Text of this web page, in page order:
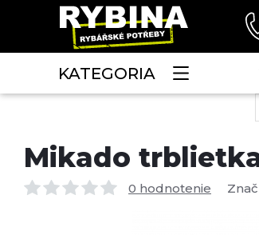
KATEGORIA
Mikado
0 hodnotenie